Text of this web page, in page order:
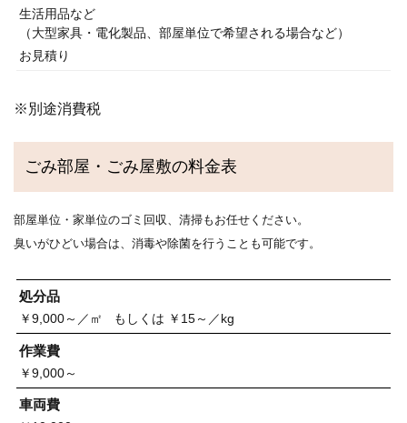
生活用品など
（大型家具・電化製品、部屋単位で希望される場合など）
お見積り
※別途消費税
ごみ部屋・ごみ屋敷の料金表
部屋単位・家単位のゴミ回収、清掃もお任せください。
臭いがひどい場合は、消毒や除菌を行うことも可能です。
処分品
￥9,000～／㎡ もしくは ￥15～／kg
作業費
￥9,000～
車両費